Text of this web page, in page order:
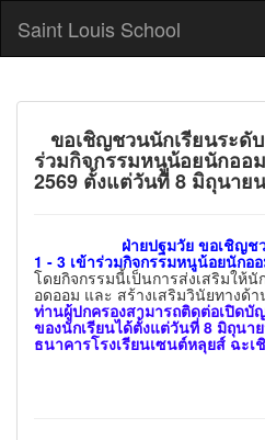
Saint Louis School
ขอเชิญชวนนักเรียนระดั
ร่วมกิจกรรมหนูน้อยนักออ
2569 ตั้งแต่วันที่ 8 มิถุนาย
ฝ่ายปฐมวัย ขอเชิญ
1 - 3 เข้าร่วมกิจกรรมหนูน้อยนักอ
โดยกิจกรรมนี้เป็นการส่งเสริมให้นั
อดออม และ สร้างเสริมวินัยทางด้
ท่านผู้ปกครองสามารถติดต่อเปิด
ของนักเรียนได้ตั้งแต่วันที่ 8 มิถุน
ธนาคารโรงเรียนเซนต์หลุยส์ ฉะเ